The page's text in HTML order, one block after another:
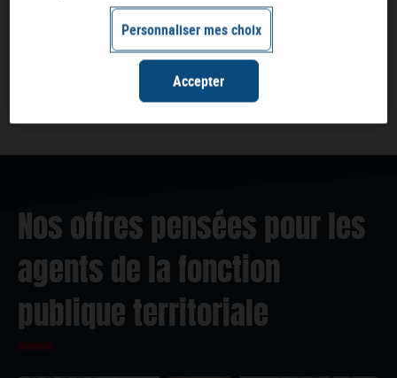
Réaliser un devis
Nos offres pensées pour les
agents de la fonction
publique territoriale
Personnaliser mes choix
Accepter